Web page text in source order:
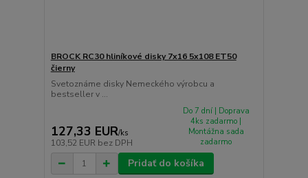
BROCK RC30 hliníkové disky 7x16 5x108 ET50
čierny
Svetoznáme disky Nemeckého výrobcu a
bestseller v ...
127,33 EUR/ks
103,52 EUR bez DPH
Do 7 dní | Doprava
4ks zadarmo |
Montážna sada
zadarmo
Pridať do košíka